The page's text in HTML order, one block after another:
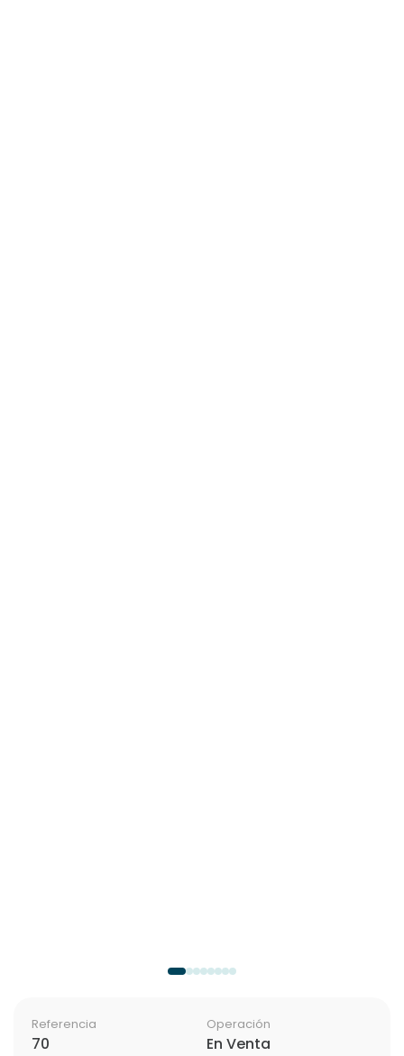
Referencia
70
Operación
En Venta